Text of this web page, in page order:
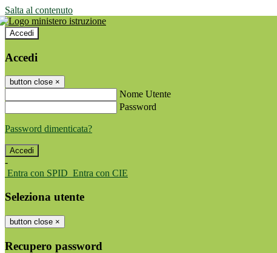
Salta al contenuto
Accedi
Accedi
button close ×
Nome Utente
Password
Password dimenticata?
-
Entra con SPID Entra con CIE
Seleziona utente
button close ×
Recupero password